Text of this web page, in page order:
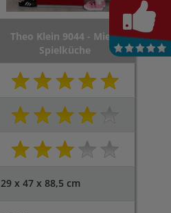
Theo Klein 9044 - Miele
Spielküche
29 x 47 x 88,5 cm